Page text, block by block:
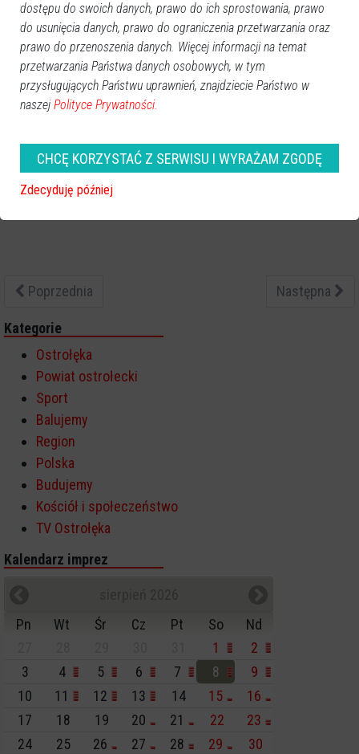
Poprzednia Następna
Kategorie
Ostrołęka
Powiat ostrołecki
Sport
Balujemy
Region
Polska
Budujemy
Kościół i społeczeństwo
TV Ostrołęka
Kalendarz imprez
Pn
Wt Śr Cz Pt So
Nd
1
2
3
4 5 6 7 8
9
10
11 12 13 14 15
16
17
18 19 20 21 22
23
24
25 26 27 28 29
30
dostępu do swoich danych, prawo do ich sprostowania, prawo
do usunięcia danych, prawo do ograniczenia przetwarzania oraz
prawo do przenoszenia danych. Więcej informacji na temat
przetwarzania Państwa danych osobowych, w tym
przysługujących Państwu uprawnień, znajdziecie Państwo w
naszej Polityce Prywatności.
CHCĘ KORZYSTAĆ Z SERWISU I WYRAŻAM ZGODĘ
Zdecyduję później